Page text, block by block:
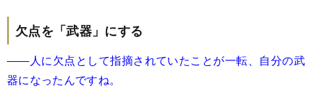
欠点を「武器」にする
――人に欠点として指摘されていたことが一転、自分の武
器になったんですね。